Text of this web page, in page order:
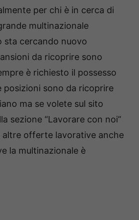
per chi è in cerca di
multinazionale
sta cercando nuovo
da ricoprire sono
è richiesto il possesso
posizioni sono da ricoprire
ma se volete sul sito
sezione “Lavorare con noi”
offerte lavorative anche
la multinazionale è